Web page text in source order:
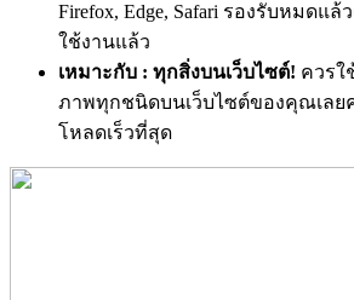
Firefox, Edge, Safari รองรับหมดแ
ใช้งานแล้ว
เหมาะกับ : ทุกสิ่งบนเว็บไซต์! ควรใ
ภาพทุกชนิดบนเว็บไซต์ของคุณเลย
โหลดเร็วที่สุด